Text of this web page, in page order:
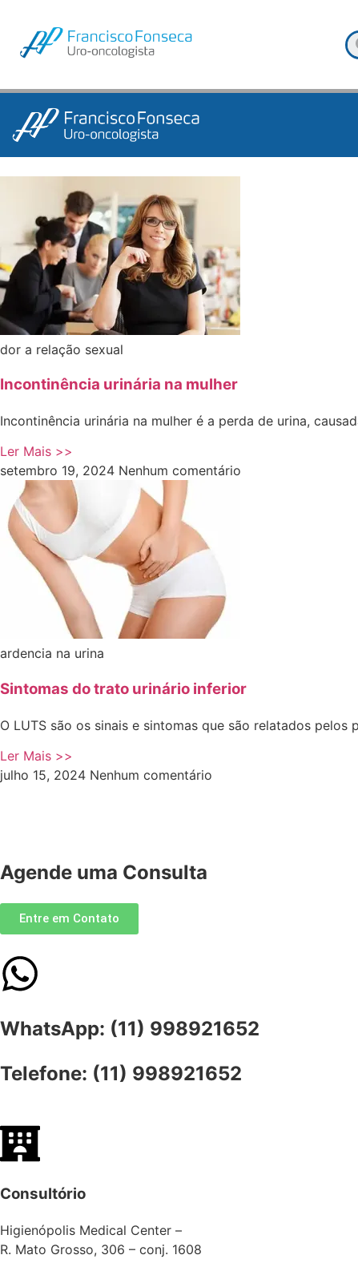
dor a relação sexual
Incontinência urinária na mulher
Incontinência urinária na mulher é a perda de urina,
Ler Mais >>
setembro 19, 2024 Nenhum comentário
ardencia na urina
Sintomas do trato urinário inferior
O LUTS são os sinais e sintomas que são relatados
Ler Mais >>
julho 15, 2024 Nenhum comentário
Agende uma Consulta
Entre em Contato
WhatsApp: (11) 998921652
Telefone: (11) 998921652
Consultório
Higienópolis Medical Center –
R. Mato Grosso, 306 – conj. 1608